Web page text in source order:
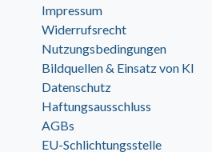
Impressum
Widerrufsrecht
Nutzungsbedingungen
Bildquellen & Einsatz von KI
Datenschutz
Haftungsausschluss
AGBs
EU-Schlichtungsstelle